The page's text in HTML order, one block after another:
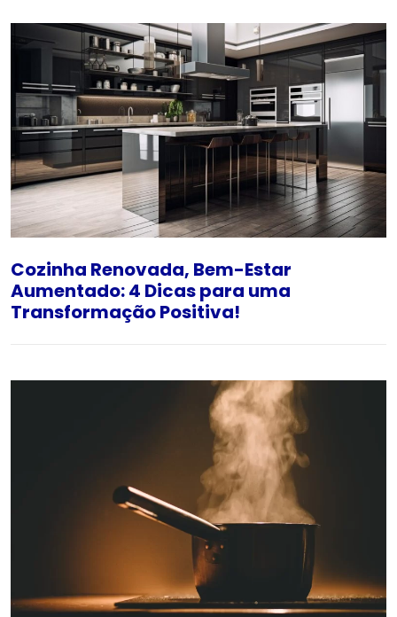
Cozinha Renovada, Bem-Estar
Aumentado: 4 Dicas para uma
Transformação Positiva!